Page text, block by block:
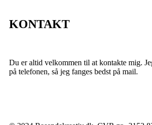
KONTAKT
Du er altid velkommen til at kontakte mig.
på telefonen, så jeg fanges bedst på mail.